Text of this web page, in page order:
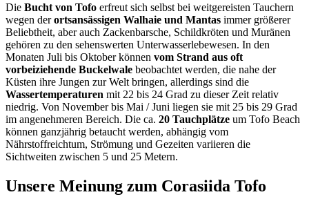
Die Bucht von Tofo erfreut sich selbst bei weitgereisten Tauchern
wegen derortsansässigen Walhaie und Mantas immer größerer
Beliebtheit, aber auch Zackenbarsche, Schildkröten und Muränen
gehören zu den sehenswerten Unterwasserlebewesen. In den
Monaten Juli bis Oktober können vom Strand aus oft
vorbeiziehende Buckelwale beobachtet werden, die nahe der
Küsten ihre Jungen zur Welt bringen, allerdings sind die
Wassertemperaturen mit 22 bis 24 Grad zu dieser Zeit relativ
niedrig. Von November bis Mai / Juni liegen sie mit 25 bis 29 Grad
im angenehmeren Bereich. Die ca. 20 Tauchplätze um Tofo Beach
können ganzjährig betaucht werden, abhängig vom
Nährstoffreichtum, Strömung und Gezeiten variieren die
Sichtweiten zwischen 5 und 25 Metern.
Unsere Meinung zum Corasiida Tofo